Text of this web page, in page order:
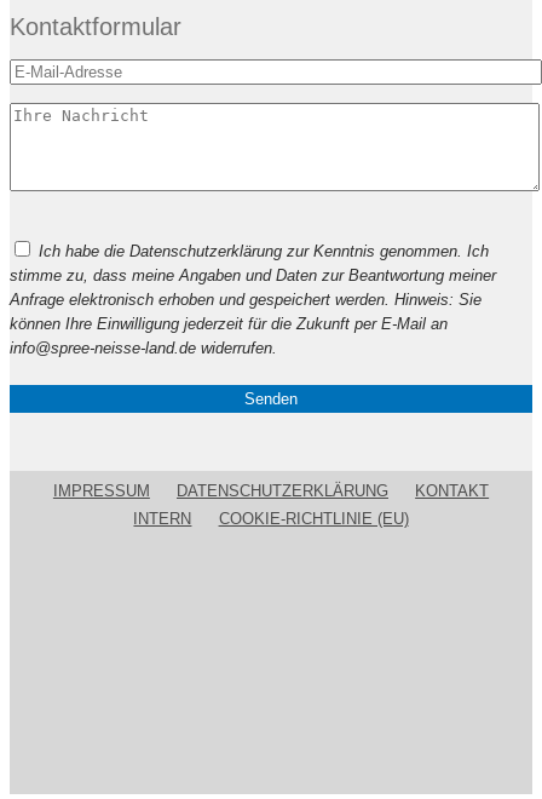
Kontaktformular
lasse
dieses
Feld
leer.
Ich habe die Datenschutzerklärung zur Kenntnis genommen. Ich
stimme zu, dass meine Angaben und Daten zur Beantwortung meiner
Anfrage elektronisch erhoben und gespeichert werden. Hinweis: Sie
können Ihre Einwilligung jederzeit für die Zukunft per E-Mail an
info@spree-neisse-land.de widerrufen.
IMPRESSUM DATENSCHUTZERKLÄRUNG
KONTAKT
INTERN
COOKIE-RICHTLINIE (EU)